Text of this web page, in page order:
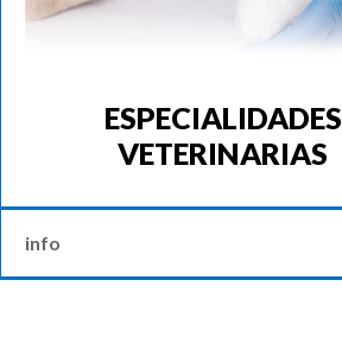
ESPECIALIDADES
VETERINARIAS
info